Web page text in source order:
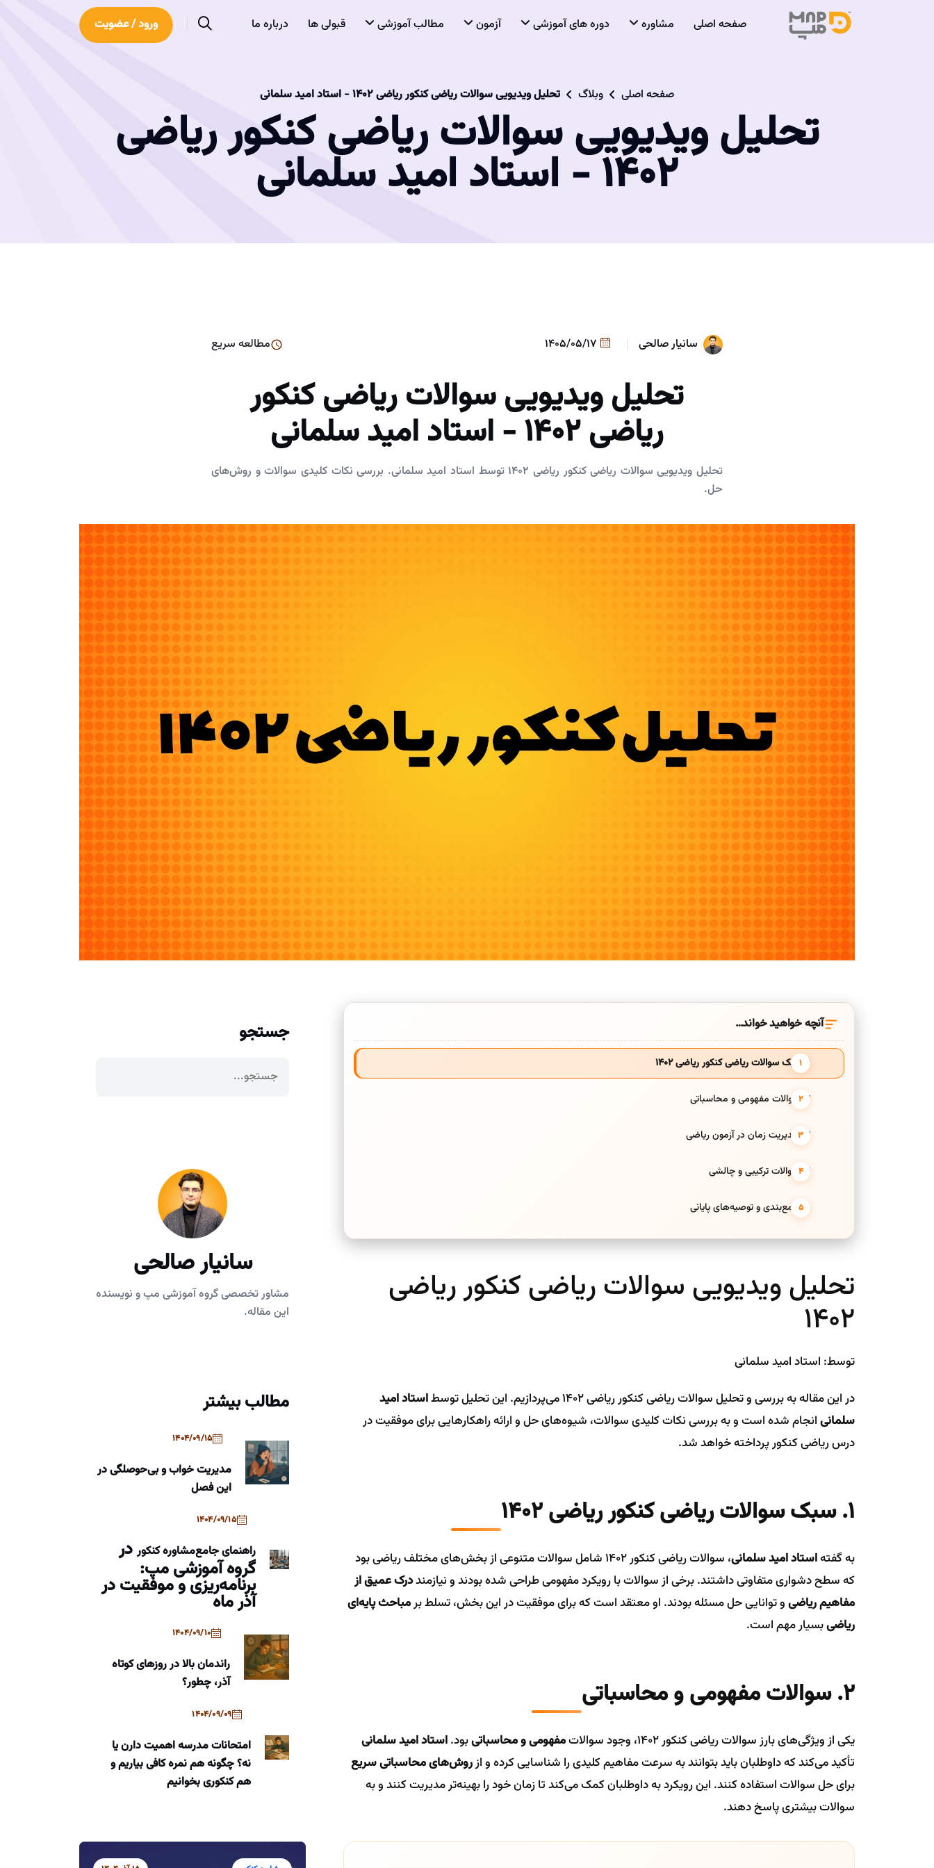
صفحه اصلی مشاوره دوره های آموزشی آزمون مطالب آموزشی قبولی ها درباره ما ورود / عضویت
صفحه اصلی وبلاگ تحلیل ویدیویی سوالات ریاضی کنکور ریاضی ۱۴۰۲ - استاد امید سلمانی
تحلیل ویدیویی سوالات ریاضی کنکور ریاضی
۱۴۰۲ - استاد امید سلمانی
سانیار صالحی مطالعه سریع
تحلیل ویدیویی سوالات ریاضی کنکور
ریاضی ۱۴۰۲ - استاد امید سلمانی
تحلیل ویدیویی سوالات ریاضی کنکور ریاضی ۱۴۰۲ توسط استاد امید سلمانی. بررسی نکات کلیدی سوالات و روش‌های
حل.
آنچه خواهید خواند…
۱. سبک سوالات ریاضی کنکور ریاضی ۱۴۰۲
۲. سوالات مفهومی و محاسباتی
۳. مدیریت زمان در آزمون ریاضی
۴. سوالات ترکیبی و چالشی
۵. جمع‌بندی و توصیه‌های پایانی
تحلیل ویدیویی سوالات ریاضی کنکور ریاضی
۱۴۰۲
توسط: استاد امید سلمانی
در این مقاله به بررسی و تحلیل سوالات ریاضی کنکور ریاضی ۱۴۰۲ می‌پردازیم. این تحلیل توسط
استاد امید
سلمانیانجام شده است و به بررسی نکات کلیدی سوالات، شیوه‌های حل و ارائه راهکارهایی برای موفقیت در
درس ریاضی کنکور پرداخته خواهد شد.
۱. سبک سوالات ریاضی کنکور ریاضی ۱۴۰۲
به گفتهاستاد امید سلمانی
، سوالات ریاضی کنکور ۱۴۰۲ شامل سوالات متنوعی از بخش‌های مختلف ریاضی بود
که سطح دشواری متفاوتی داشتند. برخی از سوالات با رویکرد مفهومی طراحی شده بودند و نیازمنددرک عمیق از
مفاهیم ریاضیو توانایی حل مسئله بودند. او معتقد است که برای موفقیت در این بخش، تسلط برمباحث پایه‌ای
ریاضیبسیار مهم است.
۲. سوالات مفهومی و محاسباتی
یکی از ویژگی‌های بارز سوالات ریاضی کنکور ۱۴۰۲، وجود سوالات مفهومی و محاسباتیبود.استاد امید سلمانی
تأکید می‌کند که داوطلبان باید بتوانند به سرعت مفاهیم کلیدی را شناسایی کرده و ازروش‌های محاسباتی سریع
برای حل سوالات استفاده کنند. این رویکرد به داوطلبان کمک می‌کند تا زمان خود را بهینه‌تر مدیریت کنند و به
سوالات بیشتری پاسخ دهند.
جستجو
سانیار صالحی
مشاور تخصصی گروه آموزشی مپ و نویسنده
این مقاله.
مطالب بیشتر
1404/09/15
مدیریت خواب و بی‌حوصلگی در
این فصل
1404/09/15
راهنمای جامعمشاوره کنکوردر
گروه آموزشی مپ:
برنامه‌ریزی و موفقیت در
آذر ماه
1404/09/10
راندمان بالا در روزهای کوتاه
آذر، چطور؟
1404/09/09
امتحانات مدرسه اهمیت دارن یا
نه؟ چگونه هم نمره کافی بیاریم و
هم کنکوری بخوانیم